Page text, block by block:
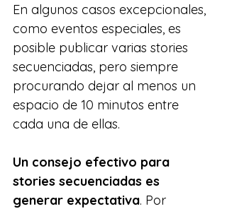
En algunos casos excepcionales,
como eventos especiales, es
posible publicar varias stories
secuenciadas, pero siempre
procurando dejar al menos un
espacio de 10 minutos entre
cada una de ellas.
Un consejo efectivo para
stories secuenciadas es
generar expectativa. Por